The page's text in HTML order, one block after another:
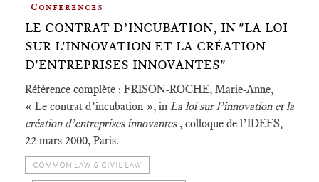
Conferences
LE CONTRAT D’INCUBATION, IN "LA LOI
SUR L'INNOVATION ET LA CRÉATION
D'ENTREPRISES INNOVANTES"
Référence complète : FRISON-ROCHE, Marie-Anne,
« Le contrat d’incubation », in La loi sur l’innovation et la
création d’entreprises innovantes , colloque de l’IDEFS,
22 mars 2000, Paris.
COMMON LAW & CIVIL LAW